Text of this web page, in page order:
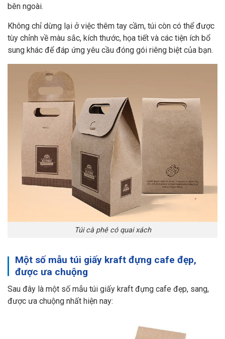
bên ngoài.
Không chỉ dừng lại ở việc thêm tay cầm, túi còn có thể được
tùy chỉnh về màu sắc, kích thước, họa tiết và các tiện ích bổ
sung khác để đáp ứng yêu cầu đóng gói riêng biệt của bạn.
Túi cà phê có quai xách
Một số mẫu túi giấy kraft đựng cafe đẹp,
được ưa chuộng
Sau đây là một số mẫu túi giấy kraft đựng cafe đẹp, sang,
được ưa chuộng nhất hiện nay: